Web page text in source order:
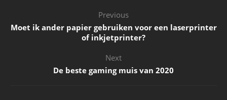
Previous
Moet ik ander papier gebruiken voor een laserprinter
of inkjetprinter?
Next
De beste gaming muis van 2020